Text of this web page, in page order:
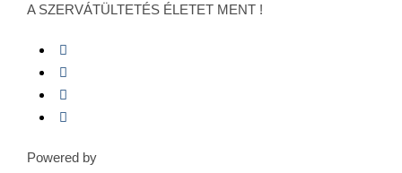
A SZERVÁTÜLTETÉS ÉLETET MENT !
Powered by